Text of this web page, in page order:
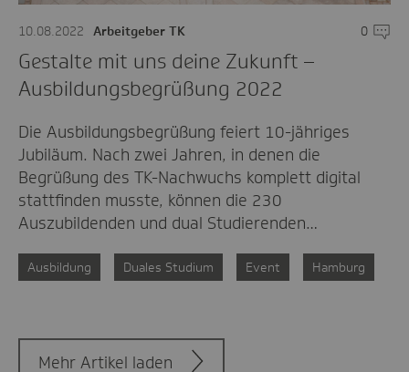
10.08.2022 Arbeitgeber TK 0
Gestalte mit uns deine Zukunft –
Ausbildungsbegrüßung 2022
Die Ausbildungsbegrüßung feiert 10-jähriges
Jubiläum. Nach zwei Jahren, in denen die
Begrüßung des TK-Nachwuchs komplett digital
stattfinden musste, können die 230
Auszubildenden und dual Studierenden…
Ausbildung Duales Studium Event Hamburg
Mehr Artikel laden